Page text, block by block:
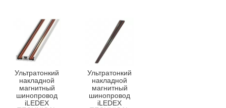
Ультратонкий
накладной
магнитный
шинопровод
iLEDEX
Ультратонкий
накладной
магнитный
шинопровод
iLEDEX